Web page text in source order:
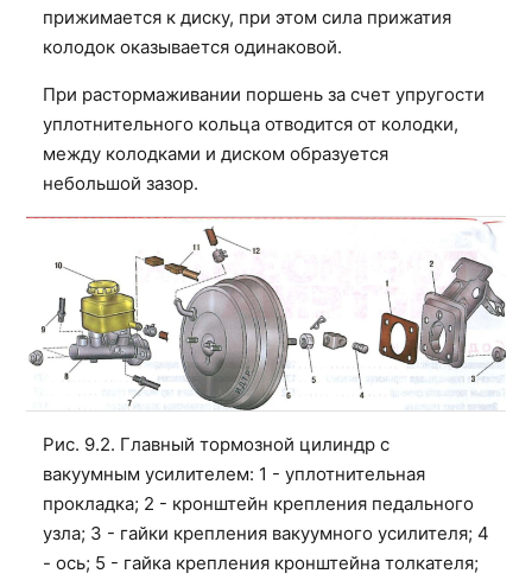
прижимается к диску, при этом сила прижатия
колодок оказывается одинаковой.
При растормаживании поршень за счет упругости
уплотнительного кольца отводится от колодки,
между колодками и диском образуется
небольшой зазор.
Рис. 9.2. Главный тормозной цилиндр с
вакуумным усилителем: 1 - уплотнительная
прокладка; 2 - кронштейн крепления педального
узла; 3 - гайки крепления вакуумного усилителя; 4
- ось; 5 - гайка крепления кронштейна толкателя;